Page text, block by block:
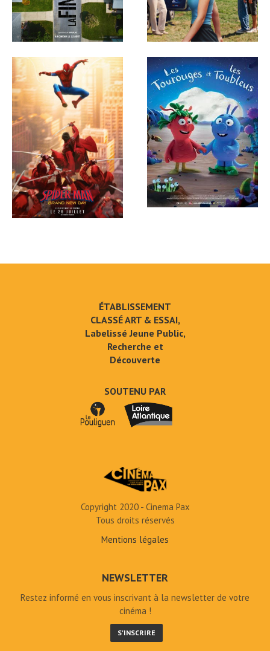
ÉTABLISSEMENT
CLASSÉ ART & ESSAI,
Labelissé Jeune Public,
Recherche et
Découverte
SOUTENU PAR
Copyright 2020 - Cinema Pax
Tous droits réservés
Mentions légales
NEWSLETTER
Restez informé en vous inscrivant à la newsletter de votre
cinéma !
S'INSCRIRE